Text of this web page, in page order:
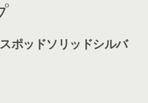
ポッドソリッドシルバ